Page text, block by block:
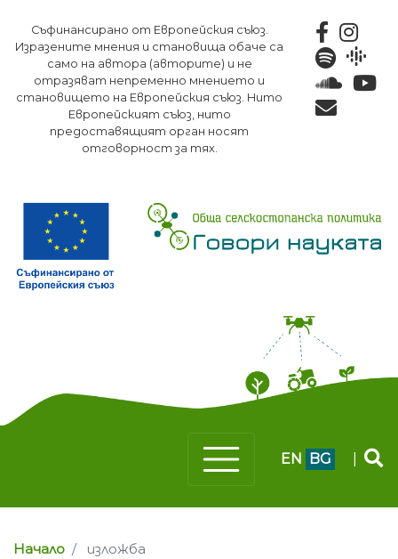
към
основното
съдържание
Съфинансирано от Европейския съюз.
Изразените мнения и становища обаче са
само на автора (авторите) и не
отразяват непременно мнението и
становището на Европейския съюз. Нито
Европейският съюз, нито
предоставящият орган носят
отговорност за тях.
EN BG
Начало изложба